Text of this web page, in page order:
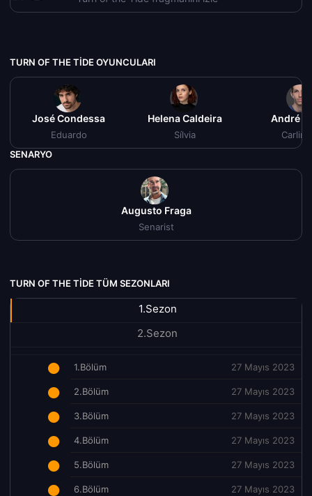
TURN OF THE TIDE OYUNCULARI
José Condessa
Eduardo
Helena Caldeira
Sílvia
André
SENARYO
Augusto Fraga
Senarist
TURN OF THE TIDE TÜM SEZONLARI
1.Sezon
2.Sezon
1.Bölüm 27 Mayıs 2023
2.Bölüm 27 Mayıs 2023
3.Bölüm 27 Mayıs 2023
4.Bölüm 27 Mayıs 2023
5.Bölüm 27 Mayıs 2023
6.Bölüm 27 Mayıs 2023